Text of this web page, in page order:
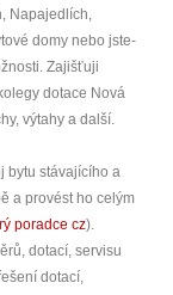
Napajedlích,
domy nebo jste-
Zajišťuji
dotace Nová
výtahy a další.
bytu stávajícího a
a provést ho celým
poradce cz).
dotací, servisu
dotací,